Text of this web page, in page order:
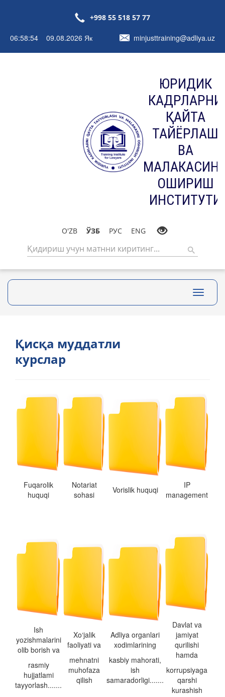
+998 55 518 57 77
06:58:55 09.08.2026 Як minjusttraining@adliya.uz
ЮРИДИК
КАДРЛАРНИ
ҚАЙТА
ТАЙЁРЛАШ
ВА
ОШИРИШ
ИНСТИТУТИ
O'ZB ЎЗБ РУС ENG
Toggle
Қисқа муддатли
курслар
Fuqarolik
huquqi
Notariat
sohasi
Vorislik huquqi
IP
management
Ish
yozishmalarini
olib borish va
rasmiy
hujjatlami
tayyorlash.......
Xo‘jalik
faoliyati va
mehnatni
muhofaza
qilish
Adliya organlari
xodimlarining
kasbiy mahorati,
ish
samaradorligi.......
Davlat va
jamiyat
qurilishi
hamda
korrupsiyaga
qarshi
kurashish